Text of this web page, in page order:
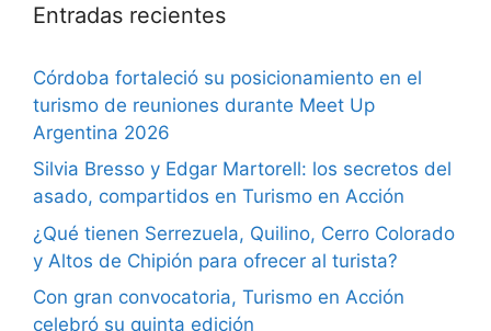
Entradas recientes
Córdoba fortaleció su posicionamiento en el
turismo de reuniones durante Meet Up
Argentina 2026
Silvia Bresso y Edgar Martorell: los secretos del
asado, compartidos en Turismo en Acción
¿Qué tienen Serrezuela, Quilino, Cerro Colorado
y Altos de Chipión para ofrecer al turista?
Con gran convocatoria, Turismo en Acción
celebró su quinta edición